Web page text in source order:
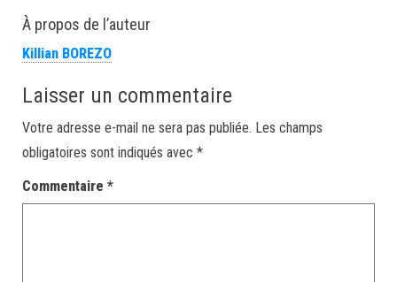
À propos de l’auteur
Killian BOREZO
Laisser un commentaire
Votre adresse e-mail ne sera pas publiée. Les champs
obligatoires sont indiqués avec *
Commentaire *